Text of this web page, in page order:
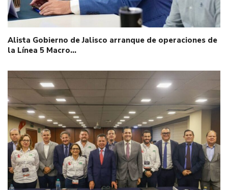
Alista Gobierno de Jalisco arranque de operaciones de
la Línea 5 Macro…